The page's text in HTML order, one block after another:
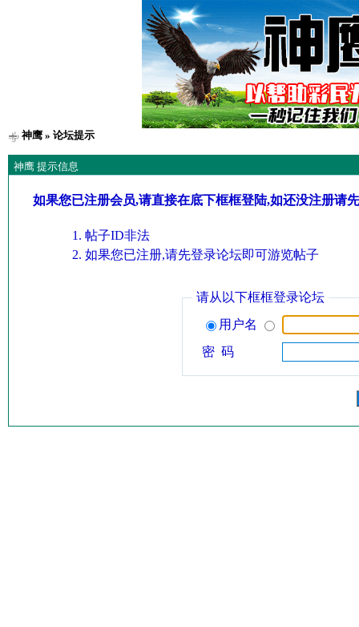
神鹰» 论坛提示
神鹰 提示信息
如果您已注册会员,请直接在底下框框登陆,如还没注册请
帖子ID非法
如果您已注册,请先登录论坛即可游览帖子
请从以下框框登录论坛
用户名
密 码